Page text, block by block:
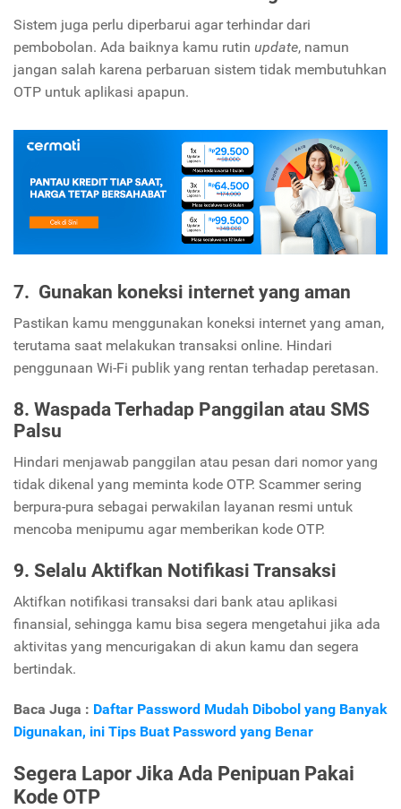
Sistem juga perlu diperbarui agar terhindar dari
pembobolan. Ada baiknya kamu rutin update, namun
jangan salah karena perbaruan sistem tidak membutuhkan
OTP untuk aplikasi apapun.
7. Gunakan koneksi internet yang aman
Pastikan kamu menggunakan koneksi internet yang aman,
terutama saat melakukan transaksi online. Hindari
penggunaan Wi-Fi publik yang rentan terhadap peretasan.
8. Waspada Terhadap Panggilan atau SMS
Palsu
Hindari menjawab panggilan atau pesan dari nomor yang
tidak dikenal yang meminta kode OTP. Scammer sering
berpura-pura sebagai perwakilan layanan resmi untuk
mencoba menipumu agar memberikan kode OTP.
9. Selalu Aktifkan Notifikasi Transaksi
Aktifkan notifikasi transaksi dari bank atau aplikasi
finansial, sehingga kamu bisa segera mengetahui jika ada
aktivitas yang mencurigakan di akun kamu dan segera
bertindak.
Baca Juga : Daftar Password Mudah Dibobol yang Banyak
Digunakan, ini Tips Buat Password yang Benar
Segera Lapor Jika Ada Penipuan Pakai
Kode OTP